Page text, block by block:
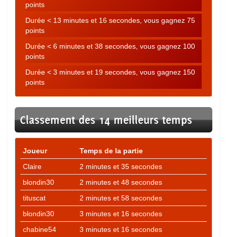
points
Durée < 13 minutes et 16 secondes, vous gagnez 75
points
Durée < 6 minutes et 38 secondes, vous gagnez 100
points
Durée < 3 minutes et 19 secondes, vous gagnez 150
points
Classement des 14 meilleurs temps
Joueur
Temps de la partie
Claire
2 minutes et 35 secondes
blondin30
2 minutes et 48 secondes
tituscat
2 minutes et 58 secondes
blondin30
3 minutes et 16 secondes
chabine54
3 minutes et 16 secondes